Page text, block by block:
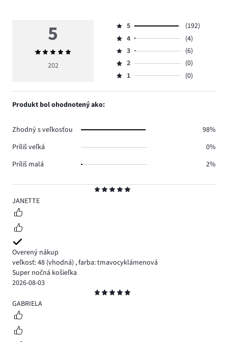
5
JANETTE
Overený nákup
veľkosť: 48 (vhodná) ,farba: tmavocyklámenová
Super nočná košieľka
2026-08-03
5
GABRIELA
5
Priemerné
hodnotenie
202
Hodnotenie
5,
počet
hlasov
192.
5
(192)
Hodnotenie
4,
počet
hlasov
4
(4)
Hodnotenie
3,
počet
3
(6)
Hodnotenie
2,
2
(0)
Hodnotenie
1,
1 (0)
Produkt bol ohodnotený ako:
Zhodný s veľkosťou
98%
Príliš veľká
0%
Príliš malá
2%